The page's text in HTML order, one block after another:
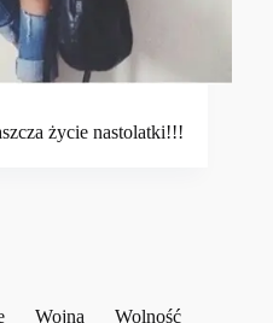
życie nastolatki!!!
Wojna Wolność